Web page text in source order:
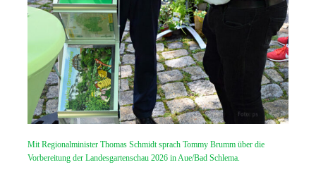
Mit Regionalminister Thomas Schmidt sprach Tommy Brumm über die
Vorbereitung der Landesgartenschau 2026 in Aue/Bad Schlema.